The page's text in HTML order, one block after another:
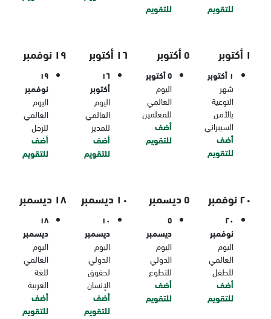
للتقويم
للتقويم
١ أكتوبر
١ أكتوبر
شهر
التوعية
بالأمن
السيبراني
أضف
للتقويم
٥ أكتوبر
٥ أكتوبر
اليوم
العالمي
للمعلمين
أضف
للتقويم
١٦ أكتوبر
١٦
أكتوبر
اليوم
العالمي
للمدير
أضف
للتقويم
١٩ نوفمبر
١٩
نوفمبر
اليوم
العالمي
للرجل
أضف
للتقويم
٢٠ نوفمبر
٢٠
نوفمبر
اليوم
العالمي
للطفل
أضف
للتقويم
٥ ديسمبر
٥
ديسمبر
اليوم
الدولي
للتطوع
أضف
للتقويم
١٠ ديسمبر
١٠
ديسمبر
اليوم
الدولي
لحقوق
الإنسان
أضف
للتقويم
١٨ ديسمبر
١٨
ديسمبر
اليوم
العالمي
للغة
العربية
أضف
للتقويم